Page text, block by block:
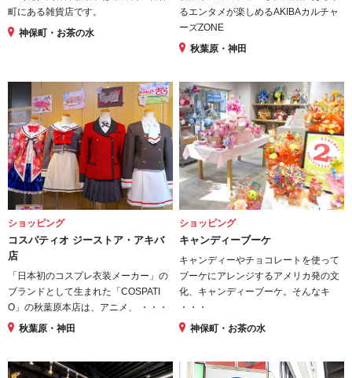
町にある雑貨店です。
神保町・お茶の水
るエンタメが楽しめるAKIBAカルチャ
ーズZONE
秋葉原・神田
ショッピング
コスパティオ ジーストア・アキバ
店
「日本初のコスプレ衣装メーカー」の
ブランドとして生まれた「COSPATI
O」の秋葉原本店は、アニメ、 ・・・
秋葉原・神田
ショッピング
キャンディーブーケ
キャンディーやチョコレートを使って
ブーケにアレンジするアメリカ発の文
化、キャンディーブーケ。そんなキ
・・・
神保町・お茶の水